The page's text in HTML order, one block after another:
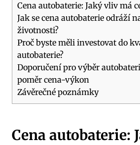
Cena autobaterie: Jaký vliv má
Jak ⁣se cena autobaterie odráží
životnosti?
Proč‌ byste měli investovat do
autobaterie?
Doporučení pro výběr
poměr‌ cena-výkon
Závěrečné poznámky
Cena autobaterie: